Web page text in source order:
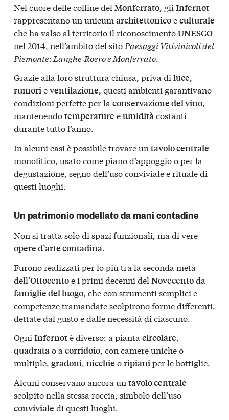
Nel cuore delle colline del Monferrato , gli Infernot
rappresentano un unicum architettonicoeculturale
che ha valso al territorio il riconoscimentoUNESCO
nel 2014, nell’ambito del sito Paesaggi Vitivinicoli del
Piemonte: Langhe‑Roero e Monferrato
Grazie alla loro struttura chiusa, priva di luce,
rumorieventilazione, questi ambienti garantivano
condizioni perfette per la conservazione del vino,
mantenendotemperature eumiditàcostanti
durante tutto l’anno.
In alcuni casi è possibile trovare un tavolo centrale
monolitico, usato come piano d’appoggio o per la
degustazione, segno dell’uso conviviale e rituale di
questi luoghi.
Un patrimonio modellato da mani contadine
Non si tratta solo di spazi funzionali, ma di vere
opere d’arte contadina.
Furono realizzati per lo più tra la seconda metà
dell’Ottocentoe i primi decenni del Novecentoda
famiglie del luogo , che con strumenti semplici e
competenze tramandate scolpirono forme differenti,
dettate dal gusto e dalle necessità di ciascuno.
Ogni Infernotè diverso: a pianta circolare,
quadratao a corridoio, con camere uniche o
multiple, gradoni, nicchie oripianiper le bottiglie.
Alcuni conservano ancora un tavolo centrale
scolpito nella stessa roccia, simbolo dell’uso
conviviale di questi luoghi.